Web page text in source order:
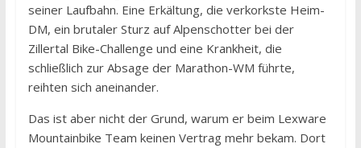
seiner Laufbahn. Eine Erkältung, die verkorkste Heim-
DM, ein brutaler Sturz auf Alpenschotter bei der
Zillertal Bike-Challenge und eine Krankheit, die
schließlich zur Absage der Marathon-WM führte,
reihten sich aneinander.
Das ist aber nicht der Grund, warum er beim Lexware
Mountainbike Team keinen Vertrag mehr bekam. Dort